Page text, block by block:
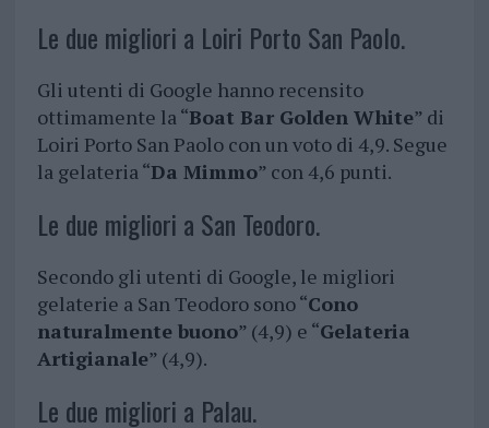
Le due migliori a Loiri Porto San Paolo.
Gli utenti di Google hanno recensito
ottimamente la “Boat Bar Golden White” di
Loiri Porto San Paolo con un voto di 4,9. Segue
la gelateria “Da Mimmo” con 4,6 punti.
Le due migliori a San Teodoro.
Secondo gli utenti di Google, le migliori
gelaterie a San Teodoro sono “Cono
naturalmente buono” (4,9) e “Gelateria
Artigianale” (4,9).
Le due migliori a Palau.